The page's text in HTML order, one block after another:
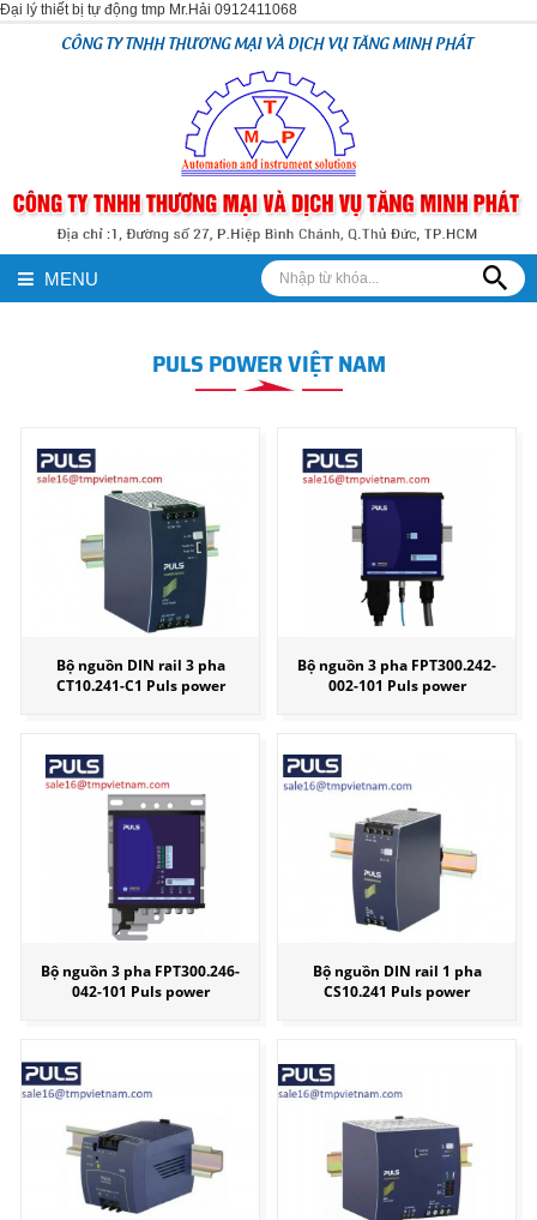
Đại lý thiết bị tự động tmp Mr.Hải 0912411068
CÔNG TY TNHH THƯƠNG MẠI VÀ DỊCH VỤ TĂNG MINH PHÁT
MENU
PULS POWER VIỆT NAM
Bộ nguồn DIN rail 3 pha
CT10.241-C1 Puls power
Bộ nguồn 3 pha FPT300.242-
002-101 Puls power
Bộ nguồn 3 pha FPT300.246-
042-101 Puls power
Bộ nguồn DIN rail 1 pha
CS10.241 Puls power